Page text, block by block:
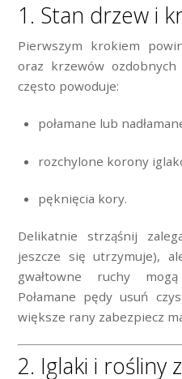
1. Stan drzew i
Pierwszym krokiem
oraz krzewów
często powoduje:
połamane lub
rozchylone korony
pęknięcia kory.
Delikatnie strząśnij
jeszcze się utrzymuje),
gwałtowne ruchy
Połamane pędy usuń
większe rany zabezpiecz
2. Iglaki i rośliny